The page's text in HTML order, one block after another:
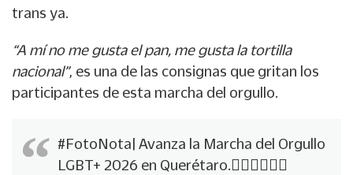
trans ya.
“A mí no me gusta el pan, me gusta la tortilla
nacional”, es una de las consignas que gritan los
participantes de esta marcha del orgullo.
#FotoNota| Avanza la Marcha del Orgullo
LGBT+ 2026 en Querétaro.🏳️‍🌈🏳️‍🌈🏳️‍🌈